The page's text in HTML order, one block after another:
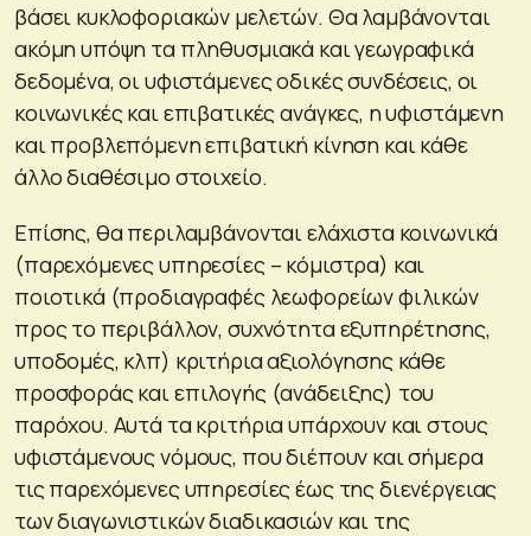
βάσει κυκλοφοριακών μελετών. Θα λαμβάνονται
ακόμη υπόψη τα πληθυσμιακά και γεωγραφικά
δεδομένα, οι υφιστάμενες οδικές συνδέσεις, οι
κοινωνικές και επιβατικές ανάγκες, η υφιστάμενη
και προβλεπόμενη επιβατική κίνηση και κάθε
άλλο διαθέσιμο στοιχείο.
Επίσης, θα περιλαμβάνονται ελάχιστα κοινωνικά
(παρεχόμενες υπηρεσίες – κόμιστρα) και
ποιοτικά (προδιαγραφές λεωφορείων φιλικών
προς το περιβάλλον, συχνότητα εξυπηρέτησης,
υποδομές, κλπ) κριτήρια αξιολόγησης κάθε
προσφοράς και επιλογής (ανάδειξης) του
παρόχου. Αυτά τα κριτήρια υπάρχουν και στους
υφιστάμενους νόμους, που διέπουν και σήμερα
τις παρεχόμενες υπηρεσίες έως της διενέργειας
των διαγωνιστικών διαδικασιών και της